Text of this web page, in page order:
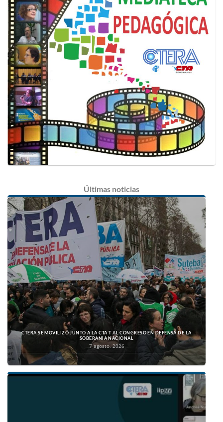
Últimas noticias
CTERA SE MOVILIZÓ JUNTO A LA CTA T AL CONGRESO EN DEFENSA DE LA
SOBERANÍA NACIONAL
7 agosto, 2026